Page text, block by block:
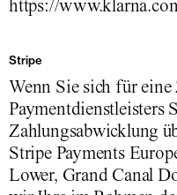
https://
Stripe
Wenn Sie sich für eine
Paymentdienstleisters
Zahlungsabwicklung
Stripe Payments
Lower, Grand Canal